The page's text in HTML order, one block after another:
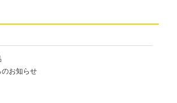
のお知らせ